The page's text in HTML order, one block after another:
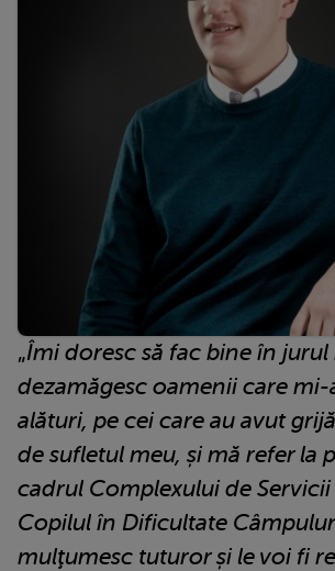
„Îmi doresc să fac bine în jurul
dezamăgesc oamenii care
alături, pe cei care au avut
de sufletul meu, și mă refer la
cadrul Complexului de
Copilul în Dificultate
mulţumesc tuturor și le voi fi